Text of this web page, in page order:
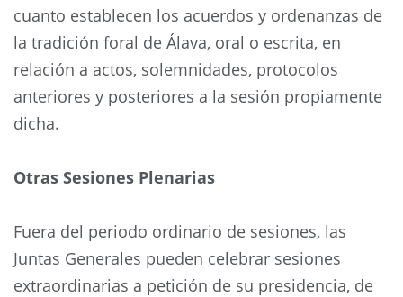
cuanto establecen los acuerdos y ordenanzas de
la tradición foral de Álava, oral o escrita, en
relación a actos, solemnidades, protocolos
anteriores y posteriores a la sesión propiamente
dicha.
Otras Sesiones Plenarias
Fuera del periodo ordinario de sesiones, las
Juntas Generales pueden celebrar sesiones
extraordinarias a petición de su presidencia, de